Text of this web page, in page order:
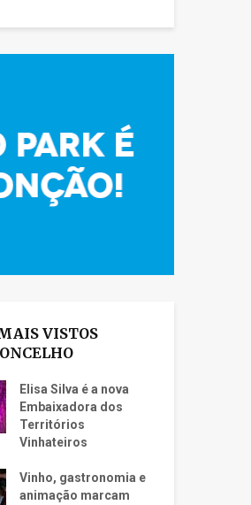
VISTOS
Elisa Silva é a nova
Embaixadora dos
Territórios
Vinhateiros
Vinho, gastronomia e
animação marcam